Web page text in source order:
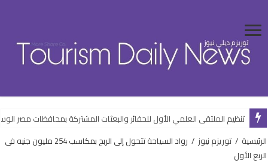
تنظيم الملتقى العلمي الأول للحفائر والبعثات المشتركة بمحافظات مصر
الرئيسية / توريزم نيوز /
رواد السياحة تتحول إلى الربح بمكاسب 254 مليون جنيه فى
الربع الأول